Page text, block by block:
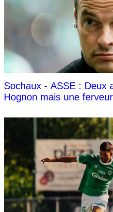
Sochaux - ASSE : Deux
Hognon mais une